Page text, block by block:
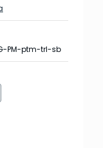
PM-ptm-trl-sb